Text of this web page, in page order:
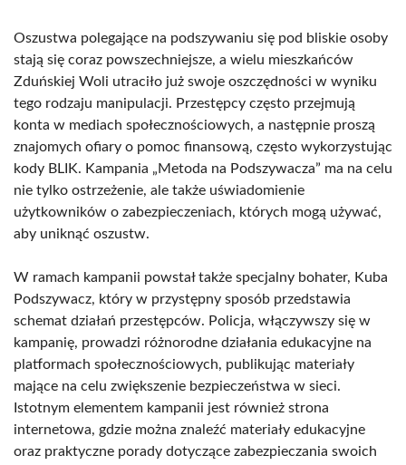
Oszustwa polegające na podszywaniu się pod bliskie osoby
stają się coraz powszechniejsze, a wielu mieszkańców
Zduńskiej Woli utraciło już swoje oszczędności w wyniku
tego rodzaju manipulacji. Przestępcy często przejmują
konta w mediach społecznościowych, a następnie proszą
znajomych ofiary o pomoc finansową, często wykorzystując
kody BLIK. Kampania „Metoda na Podszywacza” ma na celu
nie tylko ostrzeżenie, ale także uświadomienie
użytkowników o zabezpieczeniach, których mogą używać,
aby uniknąć oszustw.
W ramach kampanii powstał także specjalny bohater, Kuba
Podszywacz, który w przystępny sposób przedstawia
schemat działań przestępców. Policja, włączywszy się w
kampanię, prowadzi różnorodne działania edukacyjne na
platformach społecznościowych, publikując materiały
mające na celu zwiększenie bezpieczeństwa w sieci.
Istotnym elementem kampanii jest również strona
internetowa, gdzie można znaleźć materiały edukacyjne
oraz praktyczne porady dotyczące zabezpieczania swoich